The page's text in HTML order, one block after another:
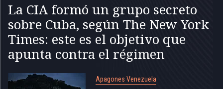
La CIA formó un grupo secreto
sobre Cuba, según The New York
Times: este es el objetivo que
apunta contra el régimen
Apagones Venezuela